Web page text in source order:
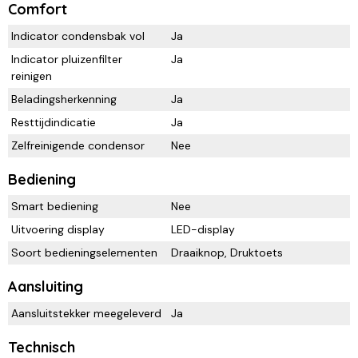
Comfort
Indicator condensbak vol
Ja
Indicator pluizenfilter
reinigen
Ja
Beladingsherkenning
Ja
Resttijdindicatie
Ja
Zelfreinigende condensor
Nee
Bediening
Smart bediening
Nee
Uitvoering display
LED-display
Soort bedieningselementen
Draaiknop, Druktoets
Aansluiting
Aansluitstekker meegeleverd Ja
Technisch